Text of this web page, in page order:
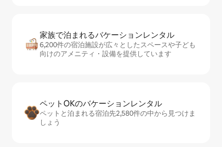
家族で泊まれるバ⁠ケ⁠ー⁠シ⁠ョ⁠ンレ⁠ン⁠タ⁠ル
6,200件の宿泊施設が広々としたスペースや子ども
向けのアメニティ・設備を提供しています
ペットOKのバ⁠ケ⁠ー⁠シ⁠ョ⁠ンレ⁠ン⁠タ⁠ル
ペットと泊まれる宿泊先2,580件の中から見つけま
しょう